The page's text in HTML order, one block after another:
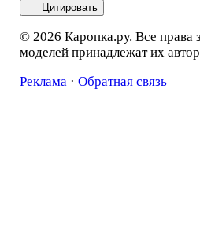
Цитировать
© 2026 Каропка.ру. Все
моделей принадлежат их
Реклама · Обратная связь